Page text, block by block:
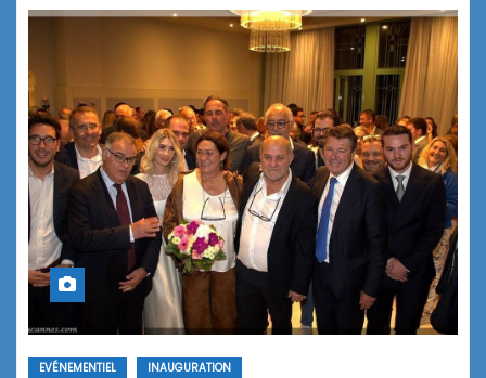
EVÉNEMENTIEL INAUGURATION